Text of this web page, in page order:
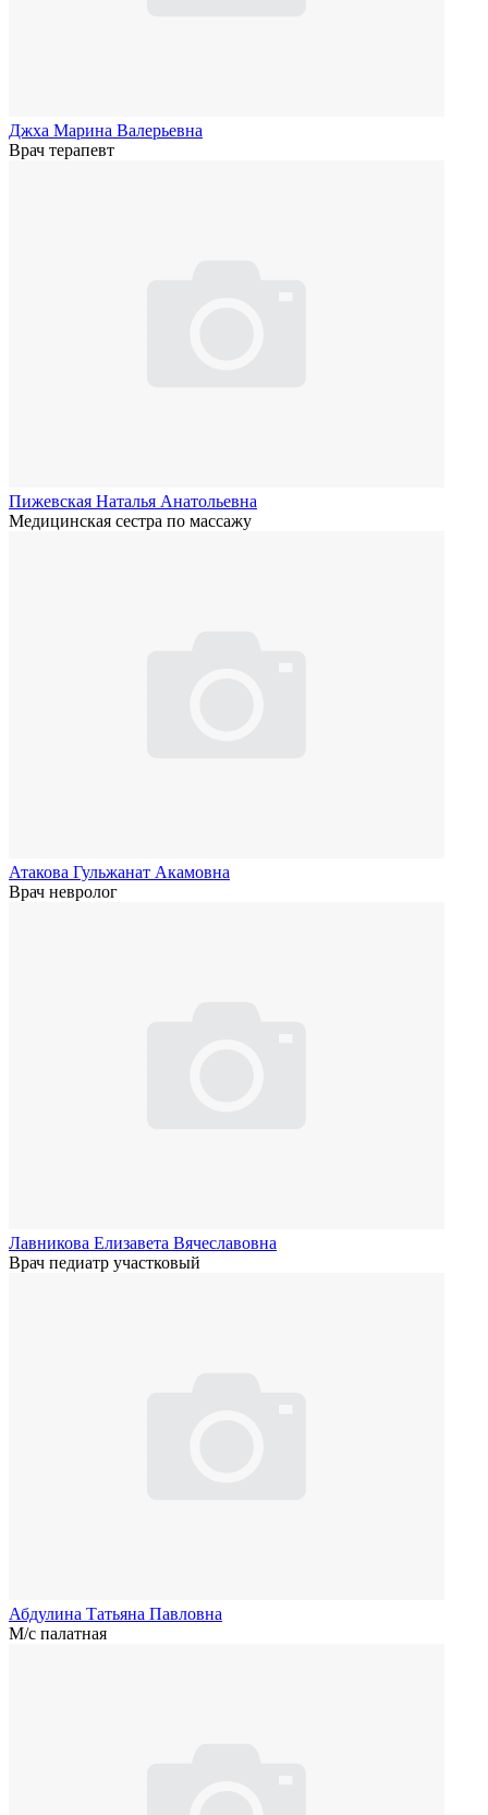
Джха Марина Валерьевна
Врач терапевт
Пижевская Наталья Анатольевна
Медицинская сестра по массажу
Атакова Гульжанат Акамовна
Врач невролог
Лавникова Елизавета Вячеславовна
Врач педиатр участковый
Абдулина Татьяна Павловна
М/с палатная